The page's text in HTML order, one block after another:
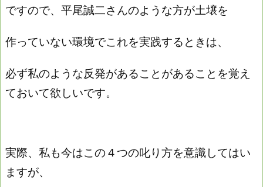
ですので、平尾誠二さんのような方が土壌を
作っていない環境でこれを実践するときは、
必ず私のような反発があることがあることを覚え
ておいて欲しいです。
実際、私も今はこの４つの叱り方を意識してはい
ますが、